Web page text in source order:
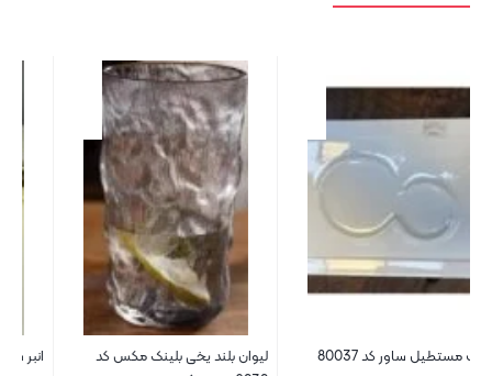
ظرف مستطیل ساور کد 80037
لیوان بلند یخی بلینک مکس کد